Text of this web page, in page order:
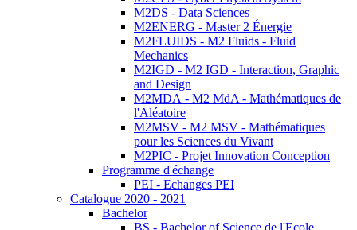
M2DS - Data Sciences
M2ENERG - Master 2 Énergie
M2FLUIDS - M2 Fluids - Fluid
Mechanics
M2IGD - M2 IGD - Interaction, Graphic
and Design
M2MDA - M2 MdA - Mathématiques de
l'Aléatoire
M2MSV - M2 MSV - Mathématiques
pour les Sciences du Vivant
M2PIC - Projet Innovation Conception
Programme d'échange
PEI - Echanges PEI
Catalogue 2020 - 2021
Bachelor
BS - Bachelor of Science de l'Ecole